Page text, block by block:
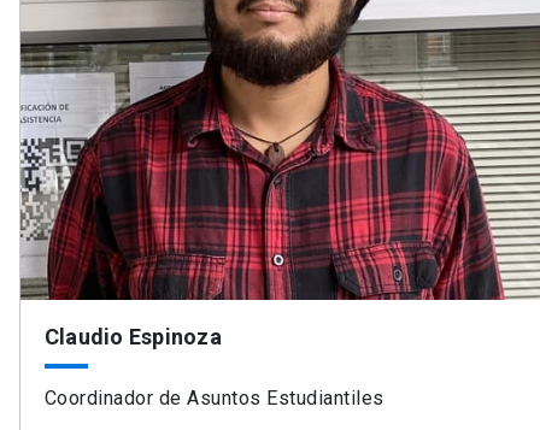
Claudio Espinoza
Coordinador de Asuntos Estudiantiles